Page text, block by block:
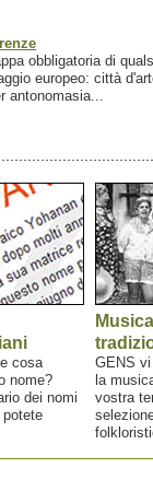
obbligatoria di
europeo: città
antonomasia...
cosa
nome?
dei nomi
Musica
GENS
la
vostra